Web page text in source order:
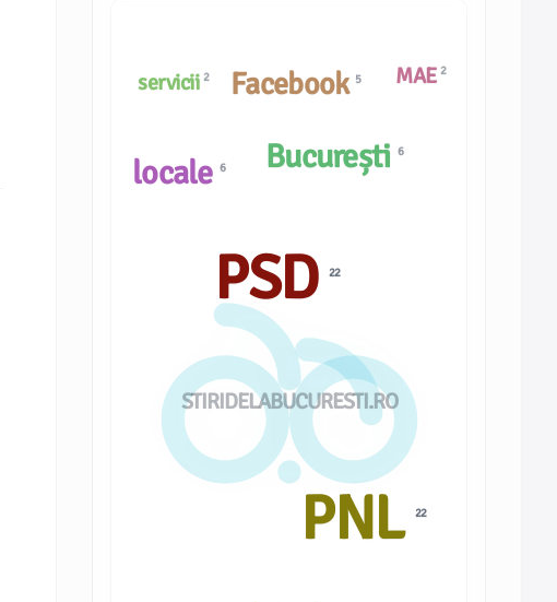
STIRIDELABUCURESTI.RO
servicii 2
PSD22
Facebook 5
locale 6
PNL22
MAE 2
București 6